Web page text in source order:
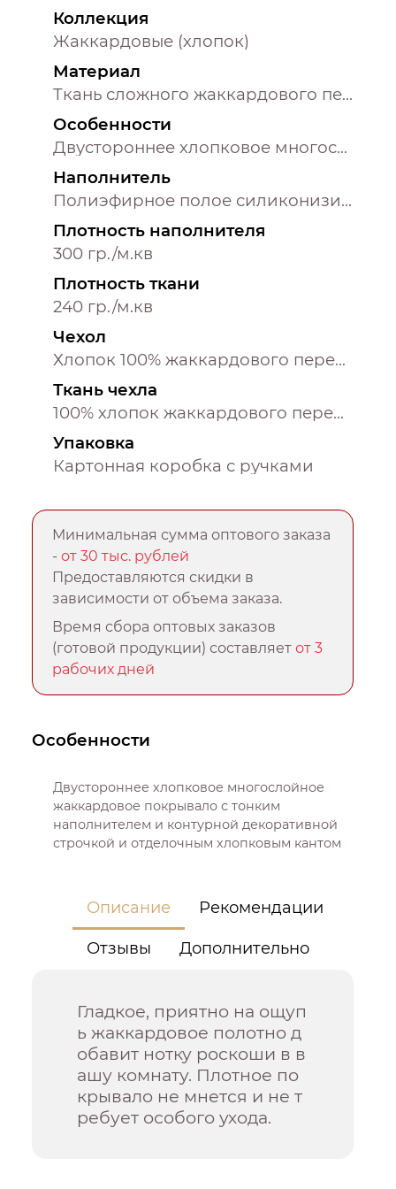
Коллекция
Жаккардовые (хлопок)
Материал
Ткань сложного жаккардового переплетения внутри п/э нитка
Особенности
Двустороннее хлопковое многослойное жаккардовое покрывало с тонким наполнителем и контурной декоративной строчкой и отделочным хлопковым кантом
Наполнитель
Полиэфирное полое силиконизированное извитое волокно
Плотность наполнителя
300 гр./м.кв
Плотность ткани
240 гр./м.кв
Чехол
Хлопок 100% жаккардового переплетения
Ткань чехла
100% хлопок жаккардового переплетения
Упаковка
Картонная коробка с ручками
Минимальная сумма оптового заказа
-от 30 тыс. рублей
Предоставляются скидки в
зависимости от объема заказа.
Время сбора оптовых заказов
(готовой продукции) составляетот 3
рабочих дней
Особенности
Двустороннее хлопковое многослойное
жаккардовое покрывало с тонким
наполнителем и контурной декоративной
строчкой и отделочным хлопковым кантом
Описание Рекомендации
Отзывы Дополнительно
Гладкое, приятно на ощуп
ь жаккардовое полотно д
обавит нотку роскоши в в
ашу комнату. Плотное по
крывало не мнется и не т
ребует особого ухода.